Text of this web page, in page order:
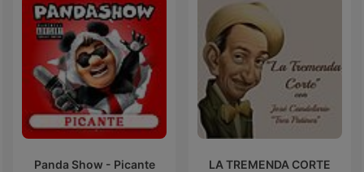
Panda Show - Picante LA TREMENDA CORTE